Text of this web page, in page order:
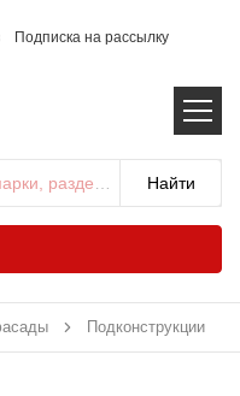
Подписка на рассылку
раздела...
Подконструкции